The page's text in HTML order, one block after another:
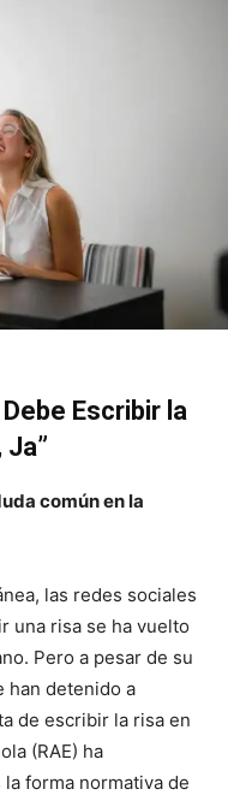
Escribir la
Ja”
común en la
las redes sociales
una risa se ha vuelto
Pero a pesar de su
han detenido a
de escribir la risa en
(RAE) ha
forma normativa de